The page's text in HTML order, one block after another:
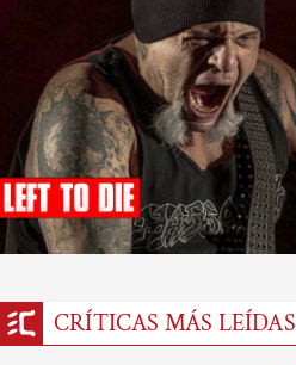
CRÍTICAS MÁS LEÍDAS